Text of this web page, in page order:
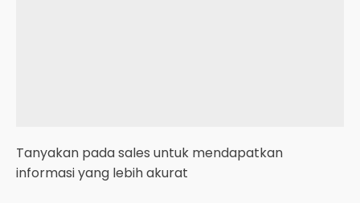
Tanyakan pada sales untuk mendapatkan
informasi yang lebih akurat